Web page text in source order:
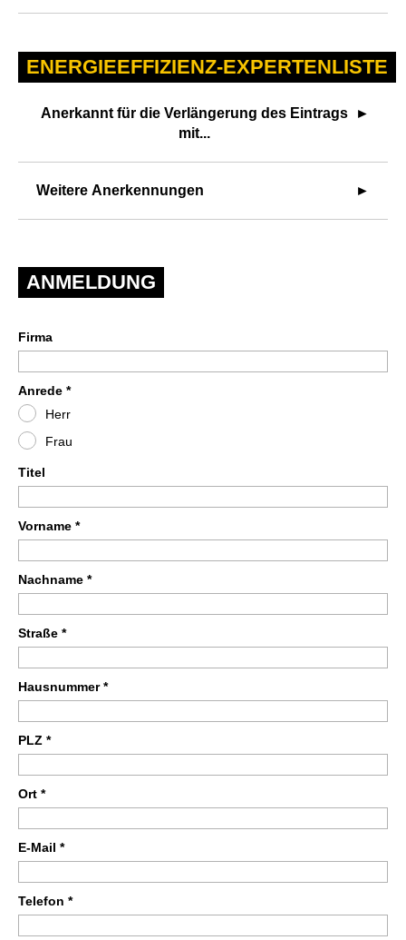
ENERGIEEFFIZIENZ-EXPERTENLISTE
Anerkannt für die Verlängerung des Eintrags
mit...
Weitere Anerkennungen
ANMELDUNG
Firma
Anrede *
Herr
Frau
Titel
Vorname *
Nachname *
Straße *
Hausnummer *
PLZ *
Ort *
E-Mail *
Telefon *